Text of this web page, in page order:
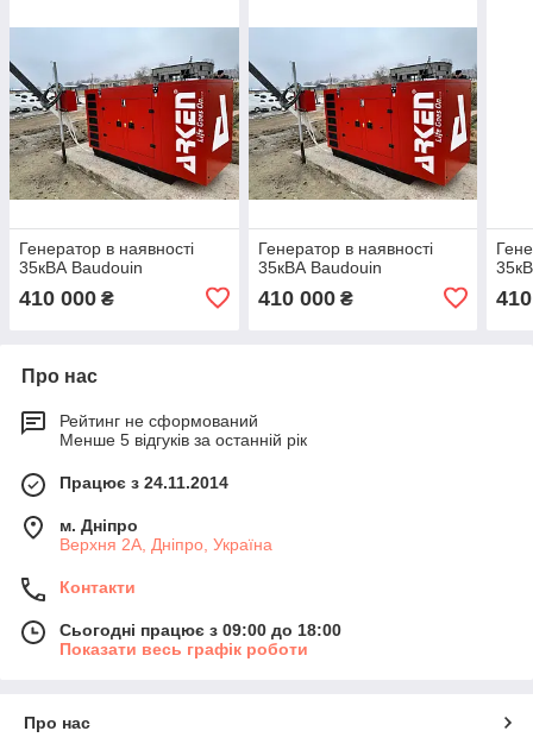
Генератор в наявності
35кВА Baudouin
410 000 ₴
Генератор в наявності
35кВА Baudouin
410 000₴
Про нас
Рейтинг не сформований
Менше 5 відгуків за останній рік
Працює з 24.11.2014
м. Дніпро
Верхня 2А, Дніпро, Україна
Контакти
Сьогодні працює з 09:00 до 18:00
Показати весь графік роботи
Про нас